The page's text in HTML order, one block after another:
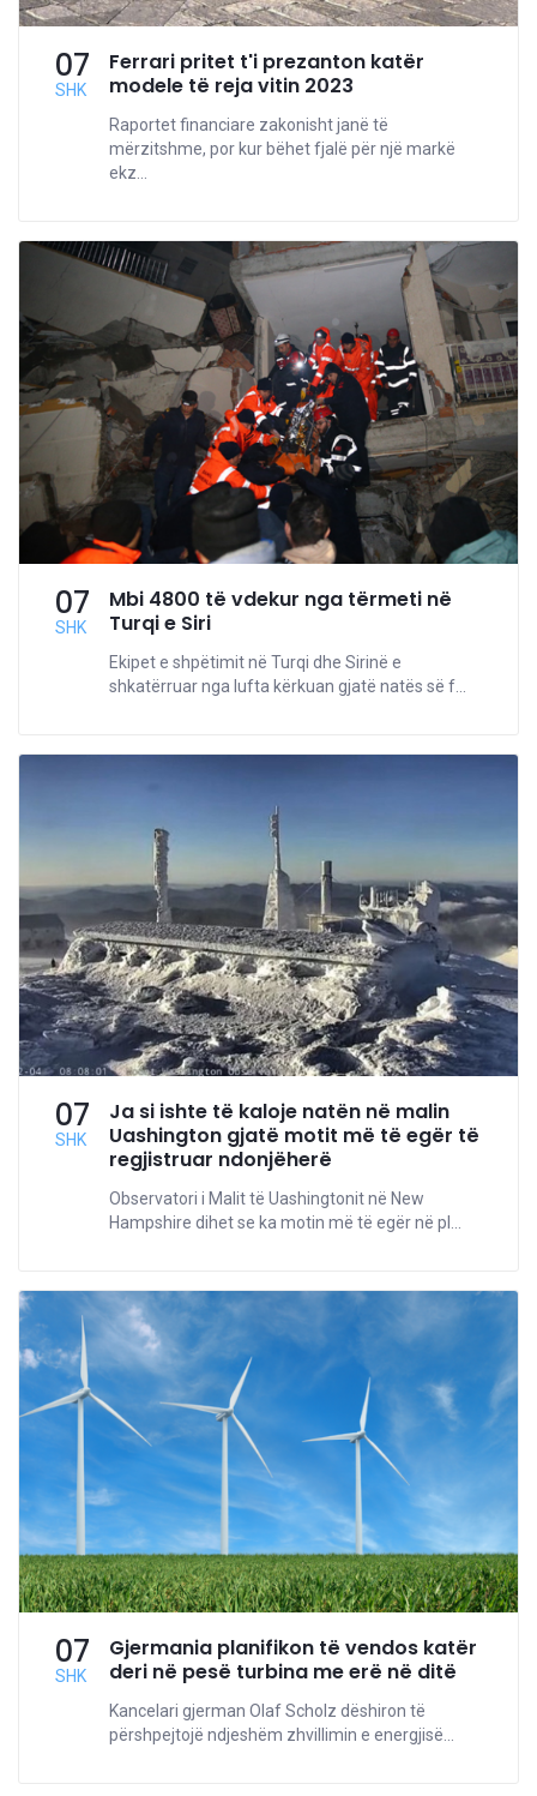
07
SHK
Ferrari pritet t'i prezanton katër
modele të reja vitin 2023
Raportet financiare zakonisht janë të
mërzitshme, por kur bëhet fjalë për një markë
ekz...
07
SHK
Mbi 4800 të vdekur nga tërmeti në
Turqi e Siri
Ekipet e shpëtimit në Turqi dhe Sirinë e
shkatërruar nga lufta kërkuan gjatë natës së f...
07
SHK
Ja si ishte të kaloje natën në malin
Uashington gjatë motit më të egër të
regjistruar ndonjëherë
Observatori i Malit të Uashingtonit në New
Hampshire dihet se ka motin më të egër në pl...
07
SHK
Gjermania planifikon të vendos katër
deri në pesë turbina me erë në ditë
Kancelari gjerman Olaf Scholz dëshiron të
përshpejtojë ndjeshëm zhvillimin e energjisë...